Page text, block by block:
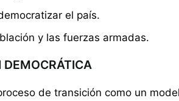
el país.
y las fuerzas armadas.
de transición como un